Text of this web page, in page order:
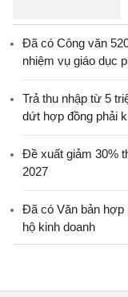
Đã có Công văn
nhiệm vụ giáo dục
Trả thu nhập từ 5
dứt hợp đồng phải
Đề xuất giảm 30%
2027
Đã có Văn bản hợp
hộ kinh doanh